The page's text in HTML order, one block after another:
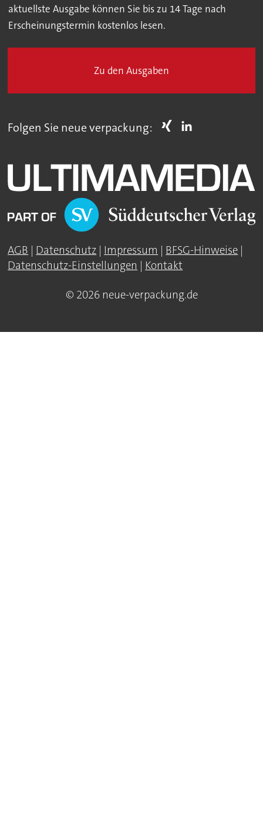
aktuellste Ausgabe können Sie bis zu 14 Tage nach
Erscheinungstermin kostenlos lesen.
Zu den Ausgaben
Folgen Sie neue verpackung:
AGB | Datenschutz | Impressum | BFSG-Hinweise |
Datenschutz-Einstellungen | Kontakt
© 2026 neue-verpackung.de